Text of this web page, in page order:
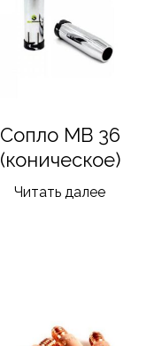
Сопло MB 36
(коническое)
Читать далее